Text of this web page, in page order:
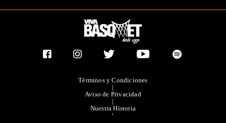
Términos y Condiciones
|
Aviso de Privacidad
|
Nuestra Historia
|